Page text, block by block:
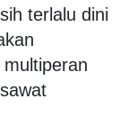
terlalu dini